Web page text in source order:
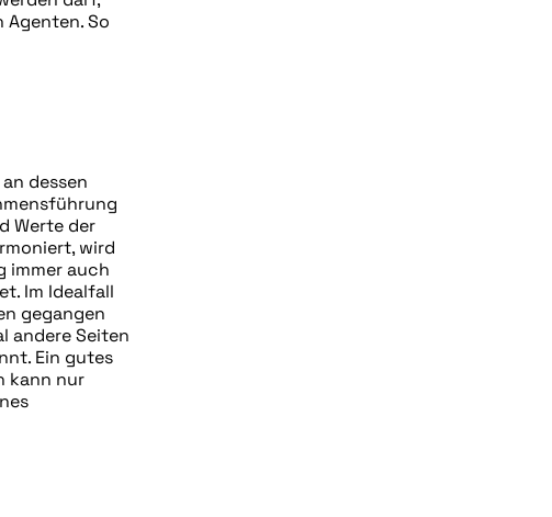
So
dessen
Werte der
wird
immer auch
Im Idealfall
gegangen
andere Seiten
Ein gutes
kann nur